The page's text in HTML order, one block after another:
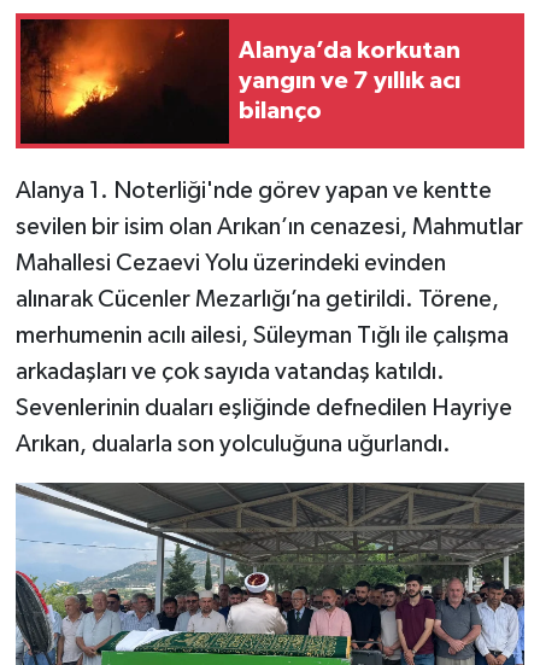
Alanya’da korkutan
yangın ve 7 yıllık acı
bilanço
Alanya 1. Noterliği'nde görev yapan ve kentte
sevilen bir isim olan Arıkan’ın cenazesi, Mahmutlar
Mahallesi Cezaevi Yolu üzerindeki evinden
alınarak Cücenler Mezarlığı’na getirildi. Törene,
merhumenin acılı ailesi, Süleyman Tığlı ile çalışma
arkadaşları ve çok sayıda vatandaş katıldı.
Sevenlerinin duaları eşliğinde defnedilen Hayriye
Arıkan, dualarla son yolculuğuna uğurlandı.